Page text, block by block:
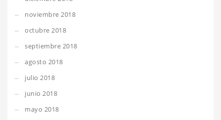
noviembre 2018
octubre 2018
septiembre 2018
agosto 2018
julio 2018
junio 2018
mayo 2018